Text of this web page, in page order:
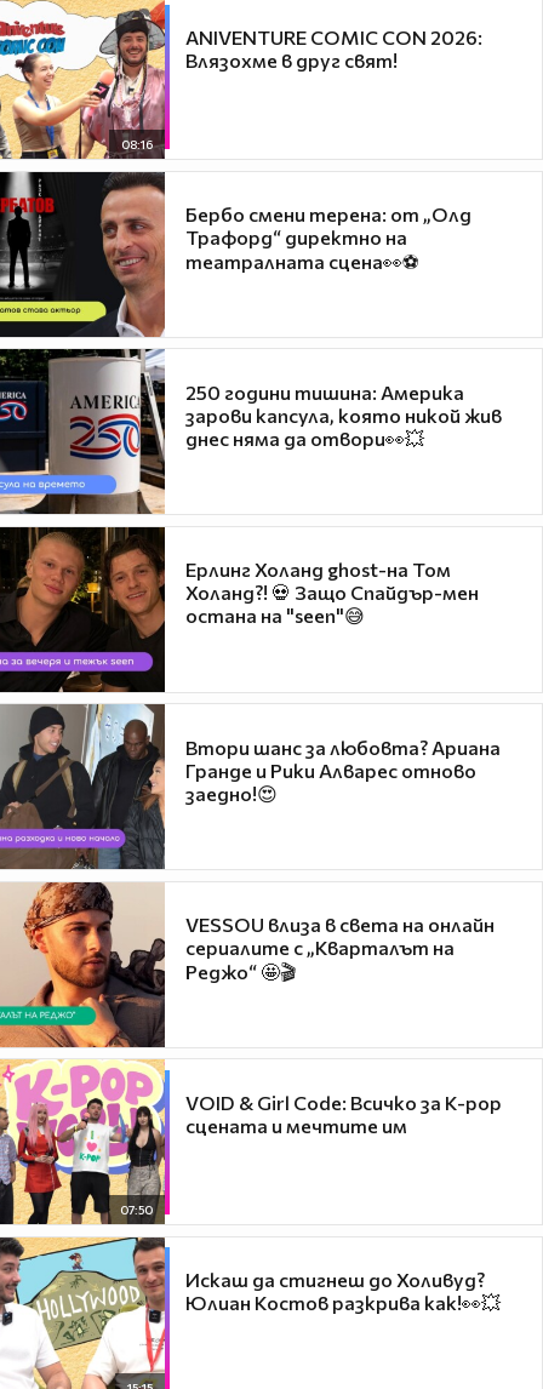
08:16
ANIVENTURE COMIC CON 2026:
Влязохме в друг свят!
Бербо смени терена: от „Олд
Трафорд“ директно на
театралната сцена👀⚽
250 години тишина: Америка
зарови капсула, която никой жив
днес няма да отвори👀💥
Ерлинг Холанд ghost-на Том
Холанд?! 💀 Защо Спайдър-мен
остана на "seen"😅
Втори шанс за любовта? Ариана
Гранде и Рики Алварес отново
заедно!😍
VESSOU влиза в света на онлайн
сериалите с „Кварталът на
Реджо“ 🤩🎬
07:50
VOID & Girl Code: Всичко за K-pop
сцената и мечтите им
Искаш да стигнеш до Холивуд?
Юлиан Костов разкрива как!👀💥